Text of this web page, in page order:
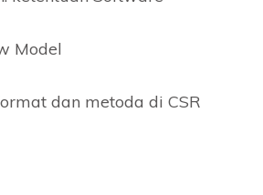
Model
dan metoda di CSR